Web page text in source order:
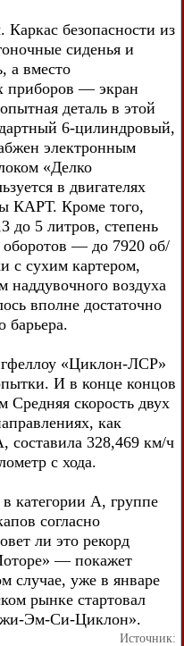
безопасности из
сиденья и
а вместо
приборов — экран
деталь в этой
6-цилиндровый,
электронным
«Делко
в двигателях
КАРТ. Кроме того,
до 5 литров, степень
— до 7920 об/
с сухим картером,
наддувочного воздуха
вполне достаточно
барьера.
«Циклон-ЛСР»
И в конце концов
Средняя скорость двух
как
328,469 км/ч
с хода.
категории А, группе
согласно
ли это рекорд
— покажет
случае, уже в январе
рынке стартовал
Эм-Си-Циклон».
Источник: